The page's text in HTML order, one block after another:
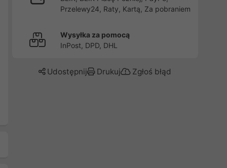
Przelewy24, Raty, Kartą, Za pobraniem
Wysyłka za pomocą
InPost, DPD, DHL
Udostępnij Drukuj Zgłoś błąd